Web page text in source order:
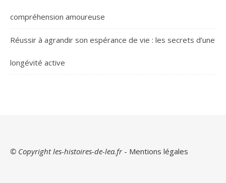
compréhension amoureuse
Réussir à agrandir son espérance de vie : les secrets d’une
longévité active
© Copyright les-histoires-de-lea.fr- Mentions légales